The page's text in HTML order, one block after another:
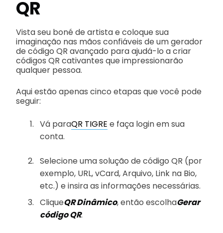
QR
Vista seu boné de artista e coloque sua
imaginação nas mãos confiáveis de um gerador
de código QR avançado para ajudá-lo a criar
códigos QR cativantes que impressionarão
qualquer pessoa.
Aqui estão apenas cinco etapas que você pode
seguir:
Vá paraQR TIGRE e faça login em sua
conta.
Selecione uma solução de código QR (por
exemplo, URL, vCard, Arquivo, Link na Bio,
etc.) e insira as informações necessárias.
CliqueQR Dinâmico, então escolhaGerar
código QR.